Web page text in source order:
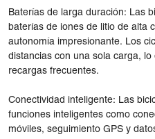
Baterías de larga duración: Las
baterías de iones de litio de alta
autonomía impresionante. Los
distancias con una sola carga,
recargas frecuentes.
Conectividad inteligente: Las
funciones inteligentes como
móviles, seguimiento GPS y